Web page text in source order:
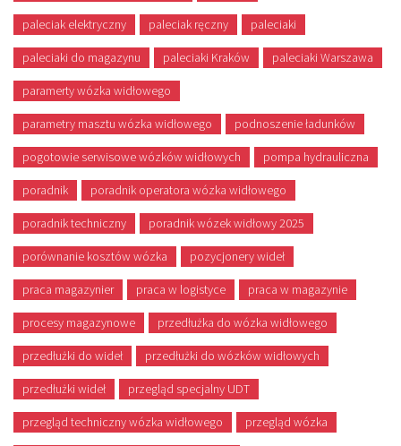
paleciak elektryczny paleciak ręczny paleciaki
paleciaki do magazynu paleciaki Kraków paleciaki Warszawa
paramerty wózka widłowego
parametry masztu wózka widłowego podnoszenie ładunków
pogotowie serwisowe wózków widłowych pompa hydrauliczna
poradnik poradnik operatora wózka widłowego
poradnik techniczny poradnik wózek widłowy 2025
porównanie kosztów wózka pozycjonery wideł
praca magazynier praca w logistyce praca w magazynie
procesy magazynowe przedłużka do wózka widłowego
przedłużki do wideł przedłużki do wózków widłowych
przedłużki wideł przegląd specjalny UDT
przegląd techniczny wózka widłowego przegląd wózka